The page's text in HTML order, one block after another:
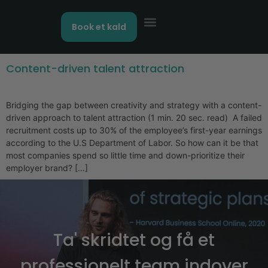
Book et kald
Content-driven talent attraction
Bridging the gap between creativity and strategy with a content-
driven approach to talent attraction (1 min. 20 sec. read) A failed
recruitment costs up to 30% of the employee’s first-year earnings
according to the U.S Department of Labor. So how can it be that
most companies spend so little time and down-prioritize their
employer brand? […]
Ta' skridtet og få et